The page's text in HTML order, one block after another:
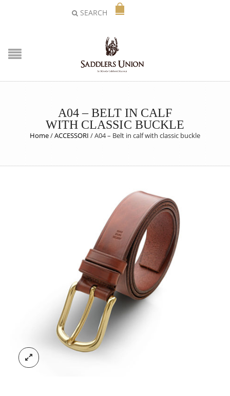
SEARCH
A04 – BELT IN CALF
WITH CLASSIC BUCKLE
Home/ACCESSORI /A04 – Belt in calf with classic buckle